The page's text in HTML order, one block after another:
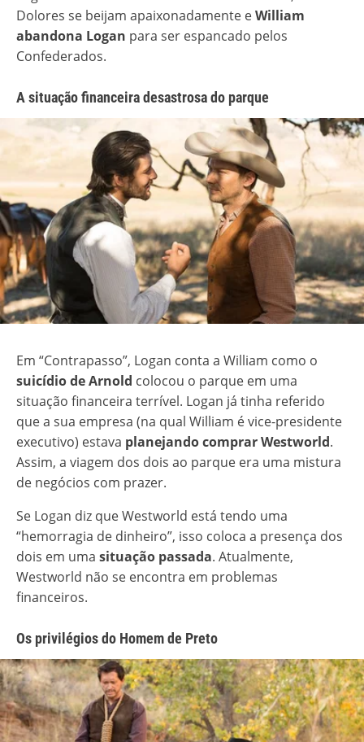
Dolores se beijam apaixonadamente eWilliam
abandona Logan para ser espancado pelos
Confederados.
A situação financeira desastrosa do parque
Em “Contrapasso”, Logan conta a William como o
suicídio de Arnold colocou o parque em uma
situação financeira terrível. Logan já tinha referido
que a sua empresa (na qual William é vice-presidente
executivo) estava planejando comprar Westworld.
Assim, a viagem dos dois ao parque era uma mistura
de negócios com prazer.
Se Logan diz que Westworld está tendo uma
“hemorragia de dinheiro”, isso coloca a presença dos
dois em uma situação passada. Atualmente,
Westworld não se encontra em problemas
financeiros.
Os privilégios do Homem de Preto